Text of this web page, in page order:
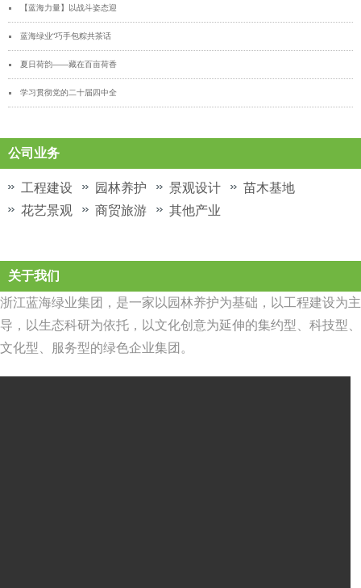
【蓝海力量】以战斗姿态迎
蓝海绿业“巧手包粽共茶话
夏日荷韵——藏在百亩荷香
学习贯彻党的二十届四中全
公司业务
工程建设 园林养护 景观设计
苗木基地
花艺景观
商贸旅游 其他产业
关于我们
浙江蓝海绿业集团，是一家以园林养护为基础，以工程建设为主
导，以生态科研为依托，以文化创意为延伸的集约型、科技型、
文化型、服务型的绿色企业集团。